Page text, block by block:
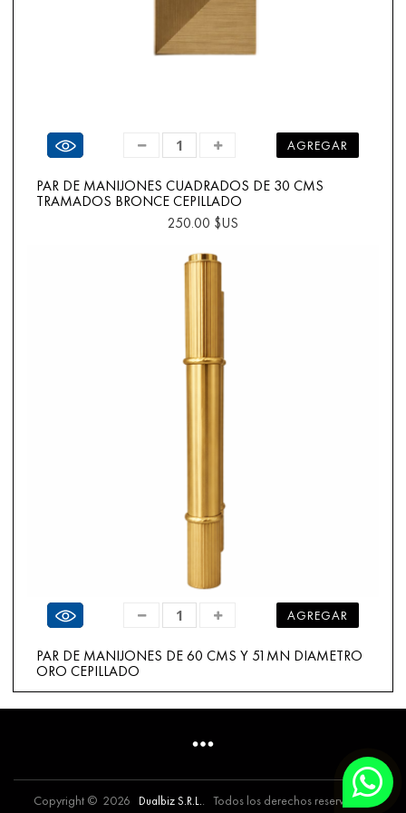
Ver producto AGREGAR
PAR DE MANIJONES CUADRADOS DE 30 CMS
TRAMADOS BRONCE CEPILLADO
250.00 $US
Ver producto AGREGAR
PAR DE MANIJONES DE 60 CMS Y 51MN DIAMETRO
ORO CEPILLADO
350.00 $US
Copyright © 2026 Dualbiz S.R.L.. Todos los derechos reservados.